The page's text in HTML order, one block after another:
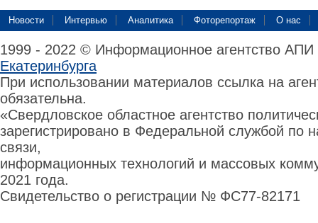
Новости Интервью Аналитика Фоторепортаж О нас
1999 - 2022 © Информационное агентство
Екатеринбурга
При использовании материалов ссылка на
обязательна.
«Свердловское областное агентство
зарегистрировано в Федеральной службой по
связи,
информационных технологий и массовых
2021 года.
Свидетельство о регистрации № ФС77-82171